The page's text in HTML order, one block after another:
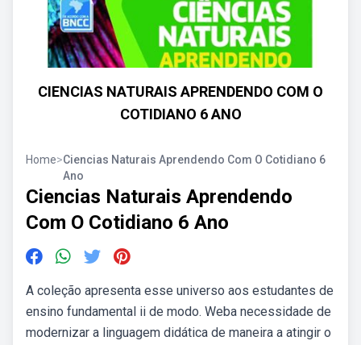
CIENCIAS NATURAIS APRENDENDO COM O
COTIDIANO 6 ANO
Home>Ciencias Naturais Aprendendo Com O Cotidiano 6
Ano
Ciencias Naturais Aprendendo
Com O Cotidiano 6 Ano
A coleção apresenta esse universo aos estudantes de
ensino fundamental ii de modo. Weba necessidade de
modernizar a linguagem didática de maneira a atingir o